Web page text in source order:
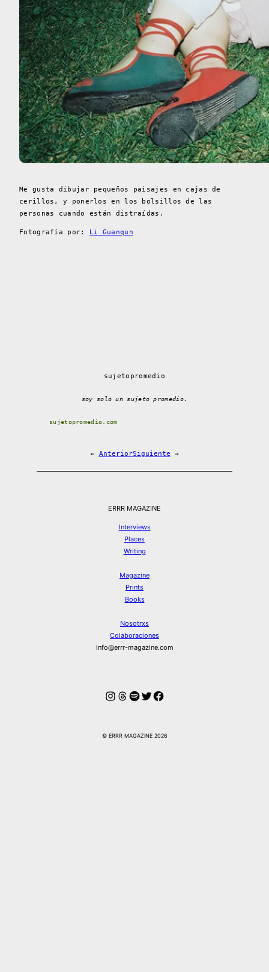
Me gusta dibujar pequeños paisajes en cajas de
cerillos, y ponerlos en los bolsillos de las
personas cuando están distraídas.
Fotografía por: Li Guanqun
sujetopromedio
soy solo un sujeto promedio.
sujetopromedio.com
← AnteriorSiguiente →
ERRR MAGAZINE
Interviews
Places
Writing
Magazine
Prints
Books
Nosotrxs
Colaboraciones
info@errr-magazine.com
Instagram
Hilos
Spotify
Twitter
Facebook
© ERRR MAGAZINE 2026